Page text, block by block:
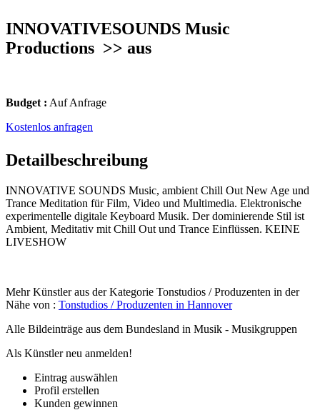
INNOVATIVESOUNDS Music
Productions >> aus
Budget : Auf Anfrage
Kostenlos anfragen
Detailbeschreibung
INNOVATIVE SOUNDS Music, ambient Chill Out New Age und
Trance Meditation für Film, Video und Multimedia. Elektronische
experimentelle digitale Keyboard Musik. Der dominierende Stil ist
Ambient, Meditativ mit Chill Out und Trance Einflüssen. KEINE
LIVESHOW
Mehr Künstler aus der Kategorie Tonstudios / Produzenten in der
Nähe von : Tonstudios / Produzenten in Hannover
Alle Bildeinträge aus dem Bundesland in Musik - Musikgruppen
Als Künstler neu anmelden!
Eintrag auswählen
Profil erstellen
Kunden gewinnen